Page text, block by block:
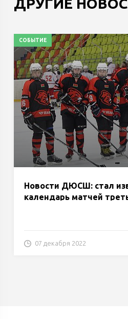
СОБЫТИЕ
Новости ДЮСШ: стал
календарь матчей
и юношей 2007-2008 года
07 декабря 2022